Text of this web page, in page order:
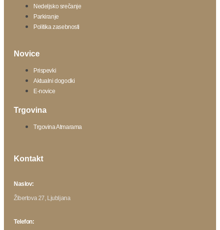
Nedeljsko srečanje
Parkiranje
Politika zasebnosti
Novice
Prispevki
Aktualni dogodki
E-novice
Trgovina
Trgovina Atmarama
Kontakt
Naslov:
Žibertova 27, Ljubljana
Telefon: